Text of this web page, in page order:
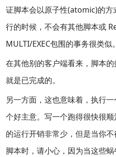
证脚本会以原子性(atomic)的方
行的时候，不会有其他脚本或
MULTI/EXEC包围的事务很类似。
在其他别的客户端看来，脚本
就是已完成的。
另一方面，这也意味着，执行
个好主意。写一个跑得很快很
的运行开销非常少，但是当你
脚本时，请小心，因为当这些